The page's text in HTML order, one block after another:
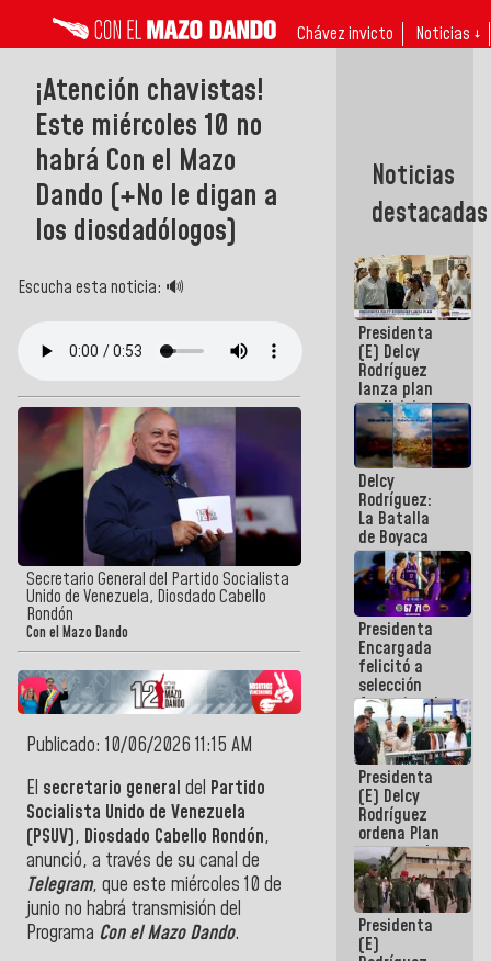
Chávez invicto Noticias ↓
¡Atención chavistas!
Este miércoles 10 no
habrá Con el Mazo
Dando (+No le digan a
los diosdadólogos)
Escucha esta noticia: 🔊
Secretario General del Partido Socialista
Unido de Venezuela, Diosdado Cabello
Rondón
Con el Mazo Dando
Publicado: 10/06/2026 11:15 AM
El secretario general del Partido
Socialista Unido de Venezuela
(PSUV), Diosdado Cabello Rondón,
anunció, a través de su canal de
Telegram, que este miércoles 10 de
junio no habrá transmisión del
Programa Con el Mazo Dando.
Noticias
destacadas
Presidenta
(E) Delcy
Rodríguez
lanza plan
crediticio
con subsidio
a Juntas de
Condominio
Delcy
Rodríguez:
La Batalla
de Boyaca
representa
un capítulo
decisivo en
la gesta
emancipadora
de nuestra
América
Presidenta
Encargada
felicitó a
selección
femenina de
baloncesto
por su
clasificación
a la
AmeriCup
2027
Presidenta
(E) Delcy
Rodríguez
ordena Plan
maestro de
desarrollo
logístico y
turístico
para La
Guaira
Presidenta
(E)